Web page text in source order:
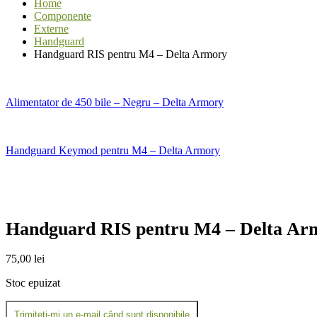
Home
Componente
Externe
Handguard
Handguard RIS pentru M4 – Delta Armory
Alimentator de 450 bile – Negru – Delta Armory
Handguard Keymod pentru M4 – Delta Armory
Handguard RIS pentru M4 – Delta
75,00 lei
Stoc epuizat
Trimiteți-mi un e-mail când sunt disponibile